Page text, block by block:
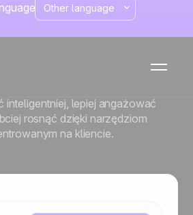
historie
wyniki. Zobacz, jak firmy takie
inteligentniej, lepiej angażować
rosnąć dzięki narzędziom
na kliencie.